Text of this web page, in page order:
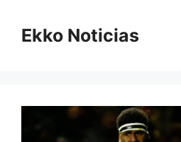
contenido
Ekko Noticias